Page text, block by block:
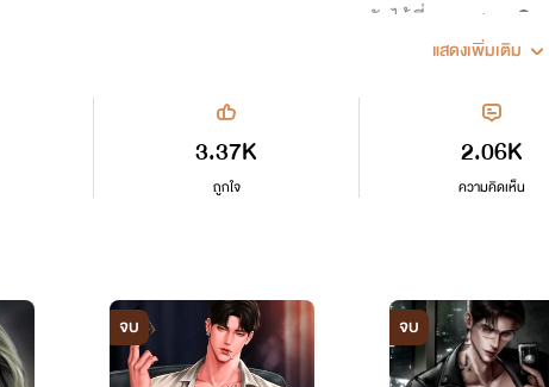
พูดคุยกันได้ที่เพจ แสนดาริก
หรือต๊อก ๆ
Love, Always.
แสดงเพิ่มเติม
3.37K
ถูกใจ
2.06K
ความคิดเห็น
จบ จบ